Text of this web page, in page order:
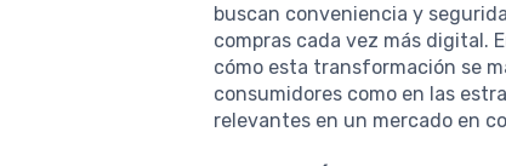
buscan conveniencia y
compras cada vez más digital.
cómo esta transformación se
consumidores como en las
relevantes en un mercado en